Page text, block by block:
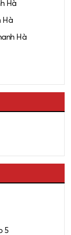
Hà
Hà
Hà
5